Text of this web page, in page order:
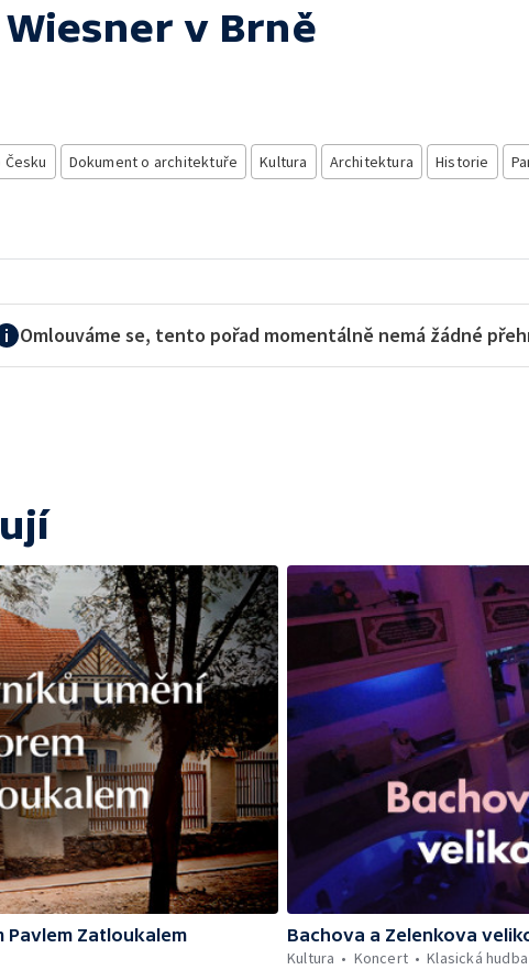
v Brně
Dokument o architektuře Kultura Architektura Historie
Omlouváme se, tento pořad momentálně nemá žádné
Pavlem Zatloukalem
Bachova a Zelenkova
Kultura
Koncert Klasická hudba